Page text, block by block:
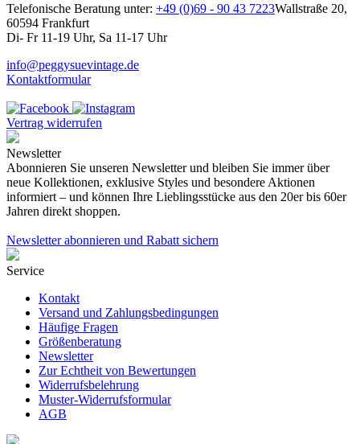
Telefonische Beratung unter: +49 (0)69 - 90 43 7223Wallstraße 20,
60594 Frankfurt
Di- Fr 11-19 Uhr, Sa 11-17 Uhr
info@peggysuevintage.de
Kontaktformular
Vertrag widerrufen
Newsletter
Abonnieren Sie unseren Newsletter und bleiben Sie immer über
neue Kollektionen, exklusive Styles und besondere Aktionen
informiert – und können Ihre Lieblingsstücke aus den 20er bis 60er
Jahren direkt shoppen.
Newsletter abonnieren und Rabatt sichern
Service
Kontakt
Versand und Zahlungsbedingungen
Häufige Fragen
Größenberatung
Newsletter
Zur Echtheit von Bewertungen
Widerrufsbelehrung
Muster-Widerrufsformular
AGB